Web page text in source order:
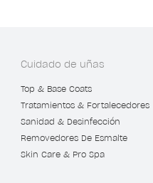
Cuidado de uñas
Top & Base Coats
Tratamientos & Fortalecedores
Sanidad & Desinfección
Removedores De Esmalte
Skin Care & Pro Spa